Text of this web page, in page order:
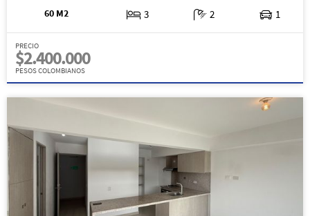
60 M2 3 2 1
PRECIO
$2.400.000
PESOS COLOMBIANOS